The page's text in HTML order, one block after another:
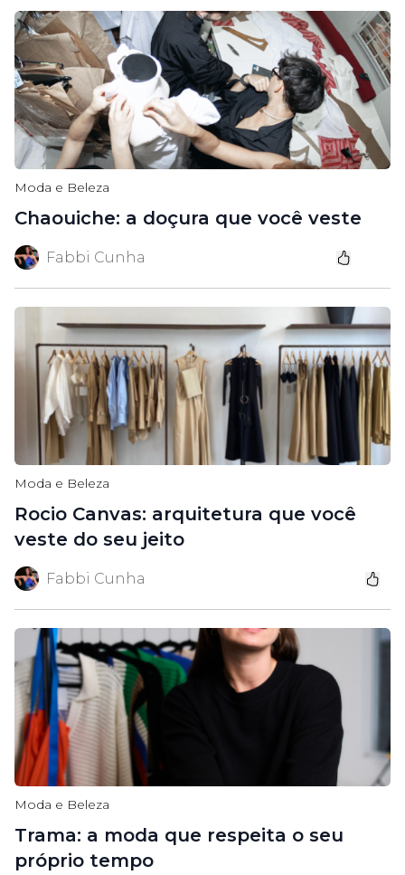
Moda e Beleza
Chaouiche: a doçura que você veste
Fabbi Cunha
Moda e Beleza
Rocio Canvas: arquitetura que você
veste do seu jeito
Fabbi Cunha
Moda e Beleza
Trama: a moda que respeita o seu
próprio tempo